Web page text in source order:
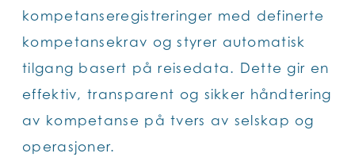
kompetanseregistreringer med definerte
kompetansekrav og styrer automatisk
tilgang basert på reisedata. Dette gir en
effektiv, transparent og sikker håndtering
av kompetanse på tvers av selskap og
operasjoner.